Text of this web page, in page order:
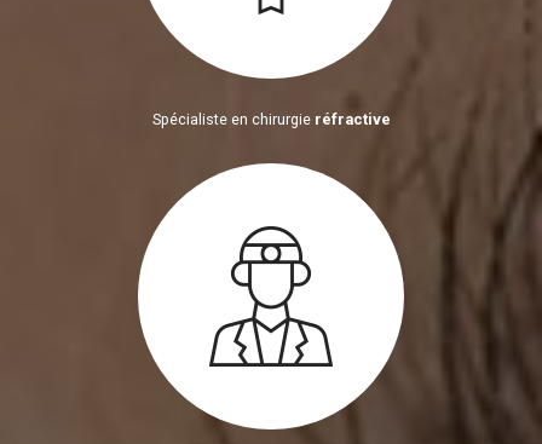
Spécialiste en chirurgie réfractive